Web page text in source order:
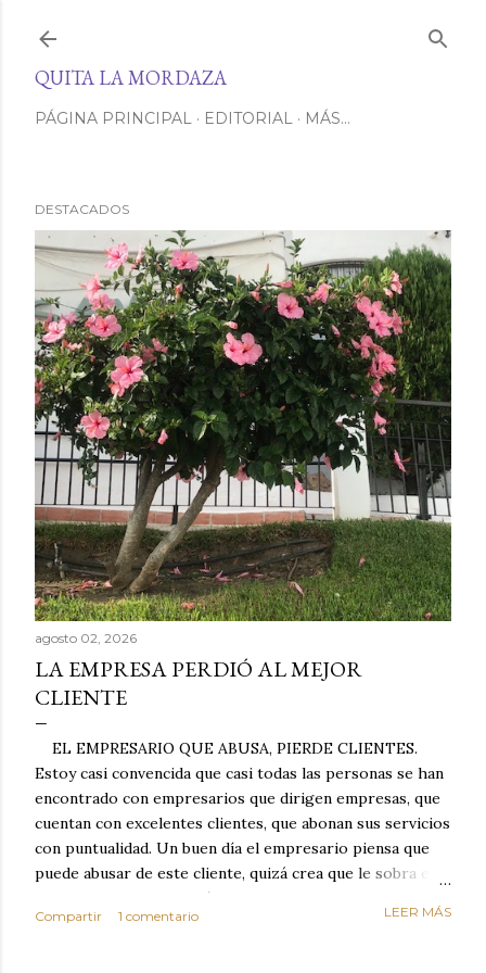
QUITA LA MORDAZA
PÁGINA PRINCIPAL EDITORIAL MÁS…
DESTACADOS
agosto 02, 2026
LA EMPRESA PERDIÓ AL MEJOR
CLIENTE
EL EMPRESARIO QUE ABUSA, PIERDE CLIENTES.
Estoy casi convencida que casi todas las personas se han
encontrado con empresarios que dirigen empresas, que
cuentan con excelentes clientes, que abonan sus servicios
con puntualidad. Un buen día el empresario piensa que
puede abusar de este cliente, quizá crea que le sobra el
dinero porque la mayoría de los otros pagan mal y
tarde y en ocasiones ni abonan los servicios. Cuando una
Compartir 1 comentario LEER MÁS